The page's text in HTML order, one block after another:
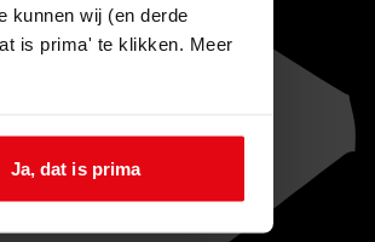
kunnen wij (en derde
is prima' te klikken. Meer
Ja, dat is prima